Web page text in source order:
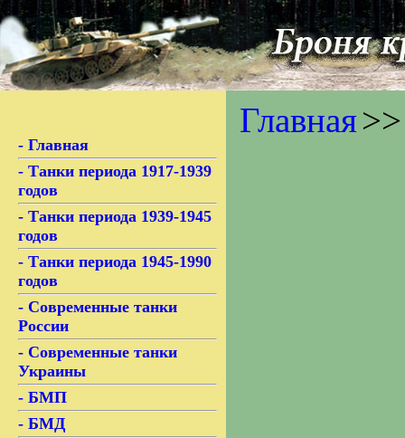
- Главная
- Танки периода 1917-1939
годов
- Танки периода 1939-1945
годов
- Танки периода 1945-1990
годов
- Современные танки
России
- Современные танки
Украины
- БМП
- БМД
Главная>>